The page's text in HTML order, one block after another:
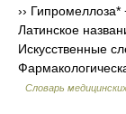
››
Латинское
Искусственные
Словарь